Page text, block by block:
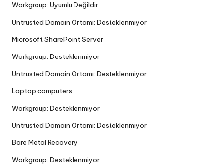
Workgroup: Uyumlu Değildir.
Untrusted Domain Ortamı: Desteklenmiyor
Microsoft SharePoint Server
Workgroup: Desteklenmiyor
Untrusted Domain Ortamı: Desteklenmiyor
Laptop computers
Workgroup: Desteklenmiyor
Untrusted Domain Ortamı: Desteklenmiyor
Bare Metal Recovery
Workgroup: Desteklenmiyor